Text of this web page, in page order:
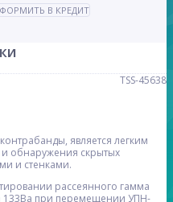
В КРЕДИТ
TSS-45638
является легким
обнаружения скрытых
и стенками.
рассеянного гамма
133Ba при перемещении УПН-